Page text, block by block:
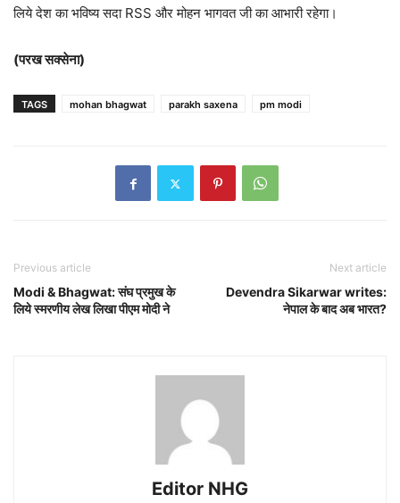
लिये देश का भविष्य सदा RSS और मोहन भागवत जी का आभारी रहेगा।
(परख सक्सेना)
TAGS mohan bhagwat parakh saxena pm modi
Previous article
Modi & Bhagwat: संघ प्रमुख के
लिये स्मरणीय लेख लिखा पीएम मोदी ने
Next article
Devendra Sikarwar writes:
नेपाल के बाद अब भारत?
Editor NHG